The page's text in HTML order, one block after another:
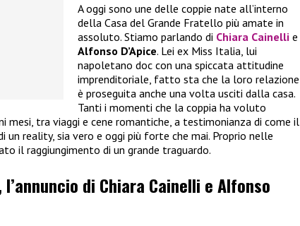
A oggi sono une delle coppie nate all’interno
della Casa del Grande Fratello più amate in
assoluto. Stiamo parlando di Chiara Cainelli e
Alfonso D’Apice. Lei ex Miss Italia, lui
napoletano doc con una spiccata attitudine
imprenditoriale, fatto sta che la loro relazione
è proseguita anche una volta usciti dalla casa.
Tanti i momenti che la coppia ha voluto
mesi, tra viaggi e cene romantiche, a testimonianza di come il
un reality, sia vero e oggi più forte che mai. Proprio nelle
il raggiungimento di un grande traguardo.
di Chiara Cainelli e Alfonso